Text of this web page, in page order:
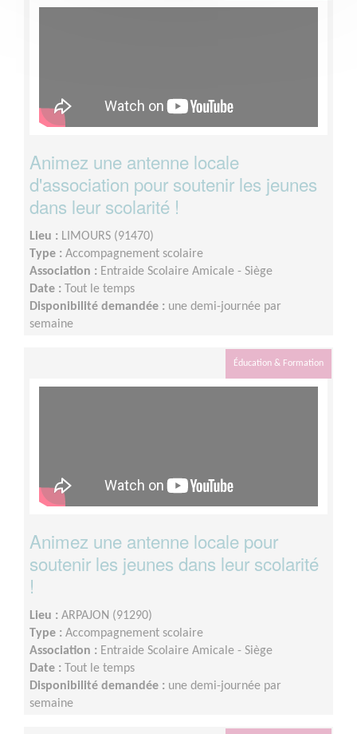
Animez une antenne locale
d'association pour soutenir les jeunes
dans leur scolarité !
Lieu : LIMOURS (91470)
Type : Accompagnement scolaire
Association : Entraide Scolaire Amicale - Siège
Date :
Tout le temps
Disponibilité demandée : une demi-journée par
semaine
Éducation & Formation
Animez une antenne locale pour
soutenir les jeunes dans leur scolarité
!
Lieu : ARPAJON (91290)
Type : Accompagnement scolaire
Association : Entraide Scolaire Amicale - Siège
Date :
Tout le temps
Disponibilité demandée : une demi-journée par
semaine